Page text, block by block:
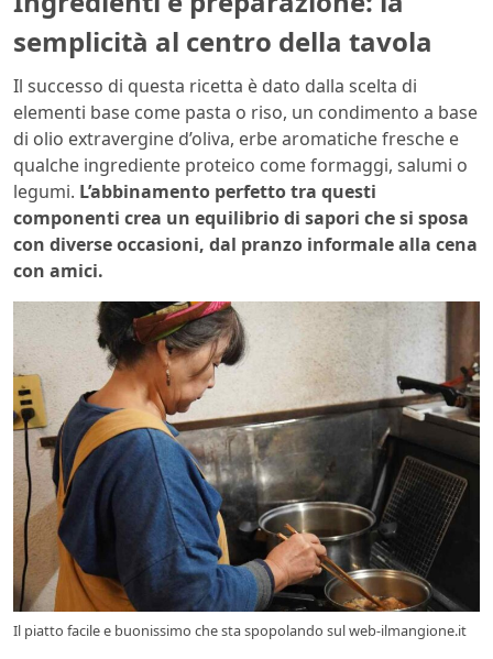
semplicità al centro della tavola
Il successo di questa ricetta è dato dalla scelta di
elementi base come pasta o riso, un condimento a base
di olio extravergine d’oliva, erbe aromatiche fresche e
qualche ingrediente proteico come formaggi, salumi o
legumi. L’abbinamento perfetto tra questi
componenti crea un equilibrio di sapori che si sposa
con diverse occasioni, dal pranzo informale alla cena
con amici.
Il piatto facile e buonissimo che sta spopolando sul web-ilmangione.it